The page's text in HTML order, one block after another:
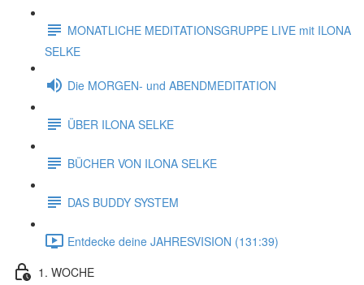
MONATLICHE MEDITATIONSGRUPPE LIVE mit ILONA
SELKE
Die MORGEN- und ABENDMEDITATION
ÜBER ILONA SELKE
BÜCHER VON ILONA SELKE
DAS BUDDY SYSTEM
Entdecke deine JAHRESVISION (131:39)
1. WOCHE